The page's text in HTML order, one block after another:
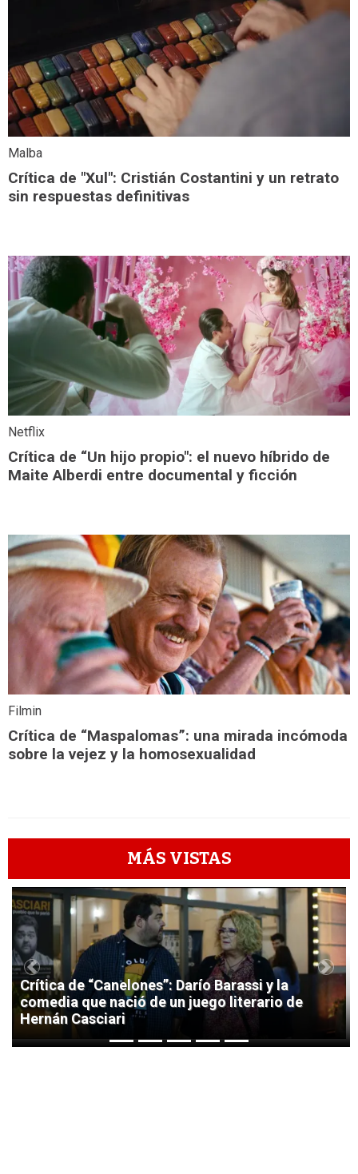
Malba
Crítica de "Xul": Cristián Costantini y un retrato
sin respuestas definitivas
Netflix
Crítica de “Un hijo propio": el nuevo híbrido de
Maite Alberdi entre documental y ficción
Filmin
Crítica de “Maspalomas”: una mirada incómoda
sobre la vejez y la homosexualidad
MÁS VISTAS
1
Crítica de “Canelones”: Darío Barassi y la
comedia que nació de un juego literario de
Hernán Casciari
Previous Next